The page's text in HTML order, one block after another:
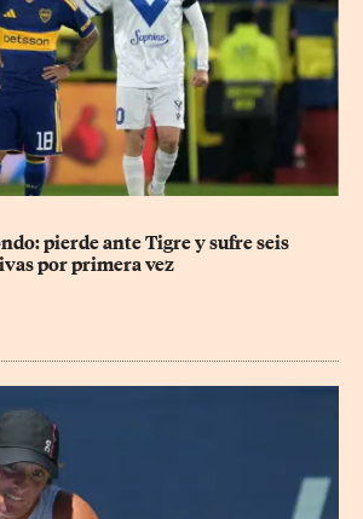
pierde ante Tigre y sufre seis
por primera vez